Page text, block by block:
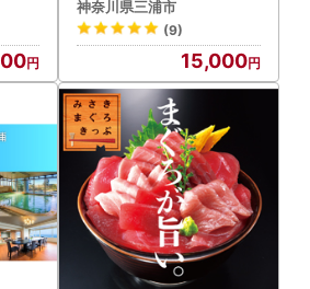
請書送付先】
ま市加世田本町41-7
納税サポートセンター 宛
トップ特例申請受付を外部委託してい
神奈川県三浦市
(9)
15,000